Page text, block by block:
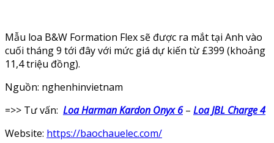
Mẫu loa B&W Formation Flex sẽ được ra mắt tại Anh vào
cuối tháng 9 tới đây với mức giá dự kiến từ £399 (khoảng
11,4 triệu đồng).
Nguồn: nghenhinvietnam
=>> Tư vấn: Loa Harman Kardon Onyx 6– Loa JBL Charge 4
Website: https://baochauelec.com/